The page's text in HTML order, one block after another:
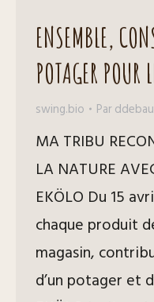
ENSEMBLE,
POTAGER POUR
swing.bio Par
MA TRIBU
LA NATURE
EKÖLO Du 15
chaque produit
magasin,
d’un potager et